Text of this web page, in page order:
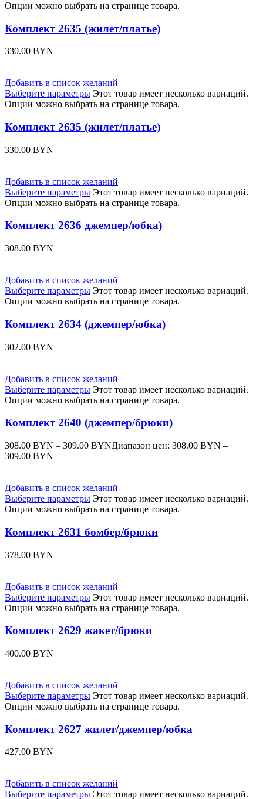
Опции можно выбрать на странице товара.
Комплект 2635 (жилет/платье)
330.00 BYN
Добавить в список желаний
Выберите параметры Этот товар имеет несколько вариаций.
Опции можно выбрать на странице товара.
Комплект 2635 (жилет/платье)
330.00 BYN
Добавить в список желаний
Выберите параметры Этот товар имеет несколько вариаций.
Опции можно выбрать на странице товара.
Комплект 2636 джемпер/юбка)
308.00 BYN
Добавить в список желаний
Выберите параметры Этот товар имеет несколько вариаций.
Опции можно выбрать на странице товара.
Комплект 2634 (джемпер/юбка)
302.00 BYN
Добавить в список желаний
Выберите параметры Этот товар имеет несколько вариаций.
Опции можно выбрать на странице товара.
Комплект 2640 (джемпер/брюки)
308.00 BYN – 309.00 BYNДиапазон цен: 308.00 BYN –
309.00 BYN
Добавить в список желаний
Выберите параметры Этот товар имеет несколько вариаций.
Опции можно выбрать на странице товара.
Комплект 2631 бомбер/брюки
378.00 BYN
Добавить в список желаний
Выберите параметры Этот товар имеет несколько вариаций.
Опции можно выбрать на странице товара.
Комплект 2629 жакет/брюки
400.00 BYN
Добавить в список желаний
Выберите параметры Этот товар имеет несколько вариаций.
Опции можно выбрать на странице товара.
Комплект 2627 жилет/джемпер/юбка
427.00 BYN
Добавить в список желаний
Выберите параметры Этот товар имеет несколько вариаций.